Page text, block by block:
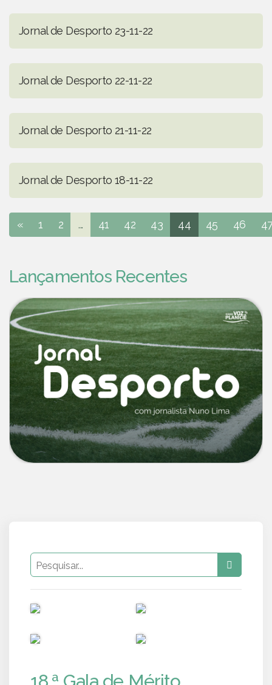
Jornal de Desporto 23-11-22
Jornal de Desporto 22-11-22
Jornal de Desporto 21-11-22
Jornal de Desporto 18-11-22
« 1 2 ... 41 42 43 44 45 46
Lançamentos Recentes